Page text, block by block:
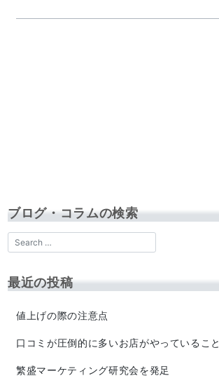
ブログ・コラムの検索
最近の投稿
値上げの際の注意点
口コミが圧倒的に多いお店がやっていること
繁盛マーケティング研究会を発足